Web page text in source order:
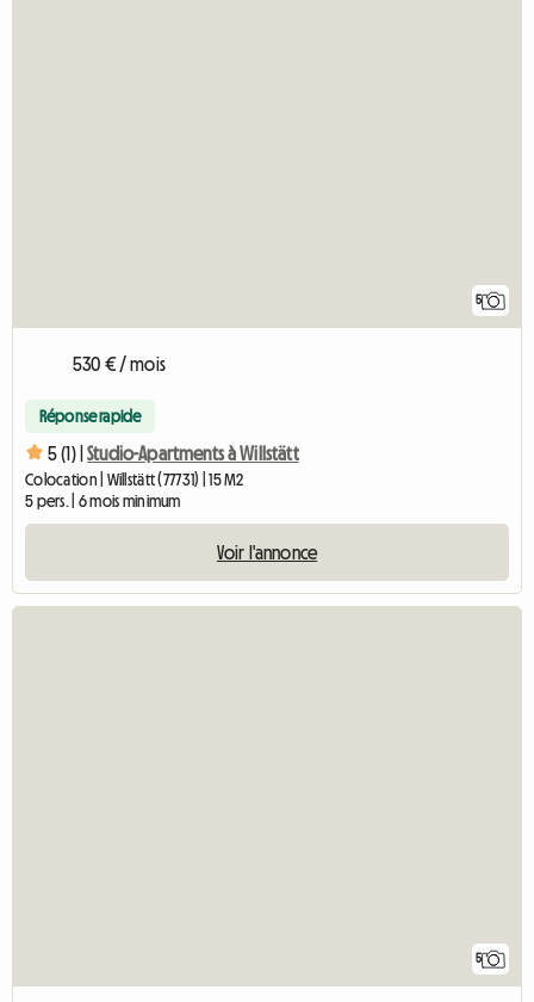
5
530 € / mois
Réponse rapide
5 (1) | Studio-Apartments à Willstätt
Colocation | Willstätt (77731) | 15 M2
5 pers. | 6 mois minimum
Voir l'annonce
5